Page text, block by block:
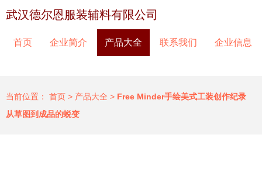
武汉德尔恩服装辅料有限公司
首页 企业简介 产品大全 联系我们 企业信息
当前位置： 首页 > 产品大全 > Free Minder手绘美式工装创作纪录
从草图到成品的蜕变